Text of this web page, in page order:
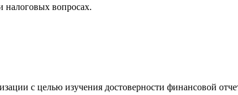
налоговых вопросах.
с целью изучения достоверности финансовой